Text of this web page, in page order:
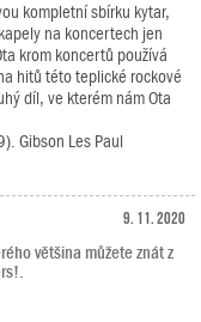
kompletní sbírku kytar,
na koncertech jen
krom koncertů používá
hitů této teplické rockové
díl, ve kterém nám Ota
Gibson Les Paul
9. 11. 2020
většina můžete znát z